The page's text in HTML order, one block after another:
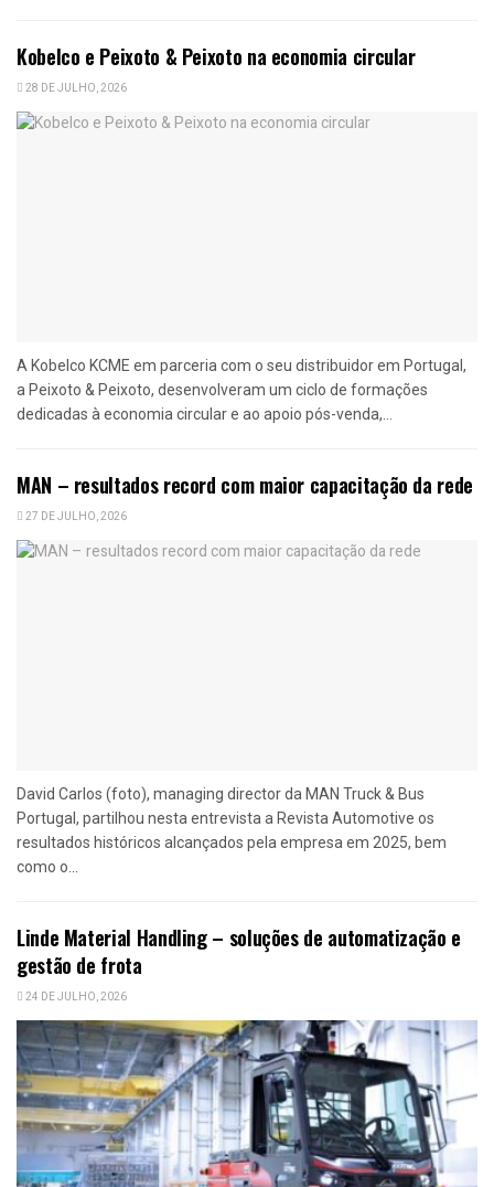
Kobelco e Peixoto & Peixoto na economia circular
28 DE JULHO, 2026
A Kobelco KCME em parceria com o seu distribuidor em Portugal,
a Peixoto & Peixoto, desenvolveram um ciclo de formações
dedicadas à economia circular e ao apoio pós-venda,...
MAN – resultados record com maior capacitação da rede
27 DE JULHO, 2026
David Carlos (foto), managing director da MAN Truck & Bus
Portugal, partilhou nesta entrevista a Revista Automotive os
resultados históricos alcançados pela empresa em 2025, bem
como o...
Linde Material Handling – soluções de automatização e
gestão de frota
24 DE JULHO, 2026